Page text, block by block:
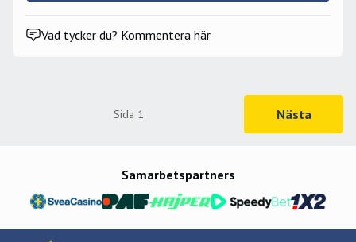
Vad tycker du? Kommentera här
Sida 1 Nästa
Samarbetspartners